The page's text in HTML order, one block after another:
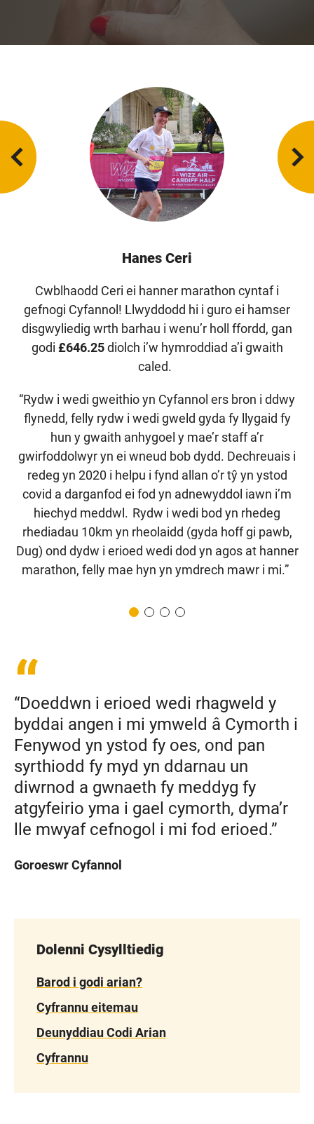
Hanes Ceri
Cwblhaodd Ceri ei hanner marathon cyntaf i
gefnogi Cyfannol! Llwyddodd hi i guro ei hamser
disgwyliedig wrth barhau i wenu’r holl ffordd, gan
godi £646.25diolch i’w hymroddiad a’i gwaith
caled.
“Rydw i wedi gweithio yn Cyfannol ers bron i ddwy
flynedd, felly rydw i wedi gweld gyda fy llygaid fy
hun y gwaith anhygoel y mae’r staff a’r
gwirfoddolwyr yn ei wneud bob dydd. Dechreuais i
redeg yn 2020 i helpu i fynd allan o’r tŷ yn ystod
covid a darganfod ei fod yn adnewyddol iawn i’m
hiechyd meddwl. Rydw i wedi bod yn rhedeg
rhediadau 10km yn rheolaidd (gyda hoff gi pawb,
Dug) ond dydw i erioed wedi dod yn agos at hanner
marathon, felly mae hyn yn ymdrech mawr i mi.”
“Doeddwn i erioed wedi rhagweld y
byddai angen i mi ymweld â Cymorth i
Fenywod yn ystod fy oes, ond pan
syrthiodd fy myd yn ddarnau un
diwrnod a gwnaeth fy meddyg fy
atgyfeirio yma i gael cymorth, dyma’r
lle mwyaf cefnogol i mi fod erioed.”
Goroeswr Cyfannol
Dolenni Cysylltiedig
Barod i godi arian?
Cyfrannu eitemau
Deunyddiau Codi Arian
Cyfrannu